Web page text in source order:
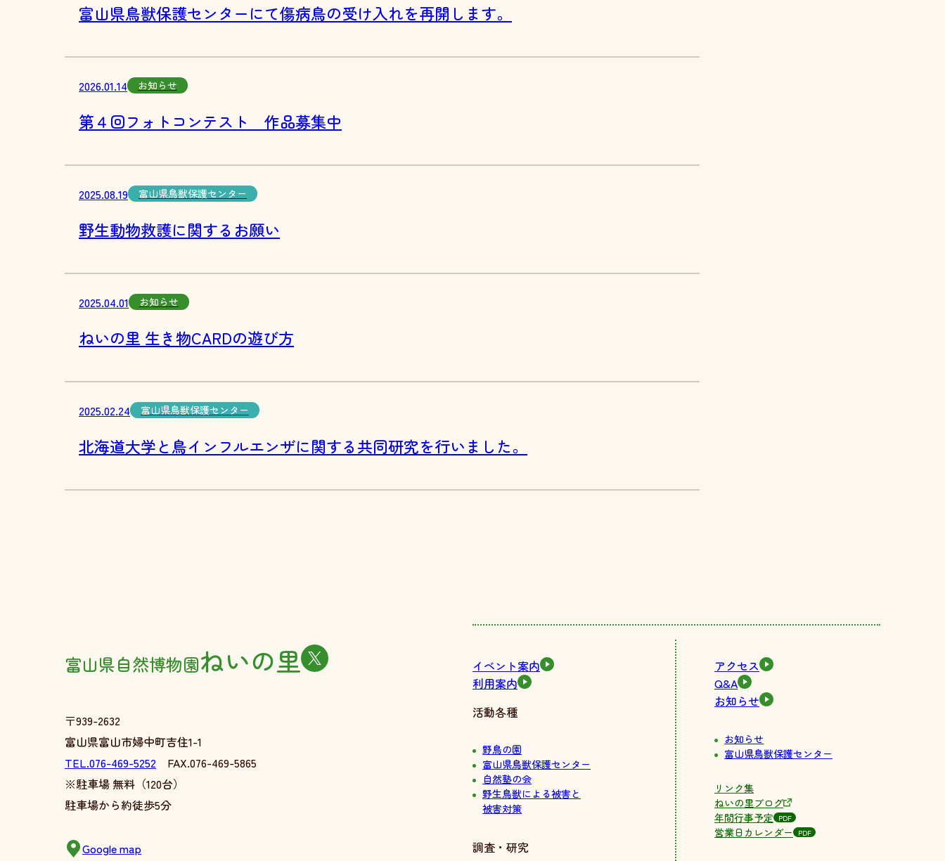
富山県鳥獣保護センターにて傷病鳥の受け入れを再開します。
2026.01.14 お知らせ
第４回フォトコンテスト 作品募集中
2025.08.19 富山県鳥獣保護センター
野生動物救護に関するお願い
2025.04.01 お知らせ
ねいの里 生き物CARDの遊び方
2025.02.24 富山県鳥獣保護センター
北海道大学と鳥インフルエンザに関する共同研究を行いました。
富山県自然博物園ねいの里
〒939-2632
富山県富山市婦中町吉住1-1
TEL.076-469-5252 FAX.076-469-5865
※駐車場 無料（120台）
駐車場から約徒歩5分
Google map
イベント案内
利用案内
活動各種
野鳥の園
富山県鳥獣保護センター
自然塾の会
野生鳥獣による被害と
被害対策
調査・研究
アクセス
Q&A
お知らせ
お知らせ
富山県鳥獣保護センター
リンク集
ねいの里ブログ
年間行事予定 PDF
営業日カレンダー PDF